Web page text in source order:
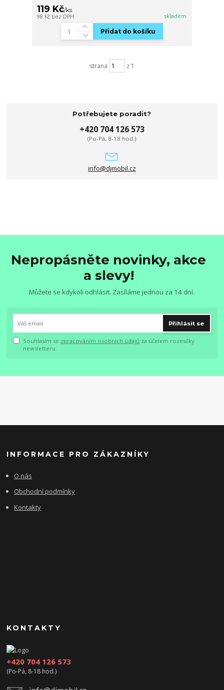
119 Kč/ks
98 Kč bez DPH skladem
Přidat do košíku
strana z 1
Potřebujete poradit?
+420 704 126 573
(Po-Pá, 8-18 hod.)
info@djmobil.cz
Nepropásněte novinky, akce
a slevy!
Můžete se kdykoli odhlásit. Zasíláme jednou za 14 dní.
Přihlásit se
Souhlasím se zpracováním osobních údajů za účelem rozesílky
newsletteru.
INFORMACE PRO ZÁKAZNÍKY
O nás
Obchodní podmínky
Kontakty
KONTAKTY
+420 704 126 573
(Po-Pá, 8-18 hod.)